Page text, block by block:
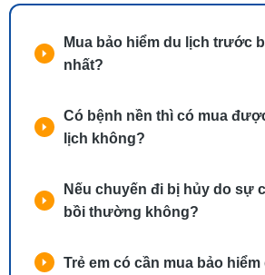
Mua bảo hiểm du lịch trước
nhất?
Có bệnh nền thì có mua
lịch không?
Nếu chuyến đi bị hủy do sự
bồi thường không?
Trẻ em có cần mua bảo